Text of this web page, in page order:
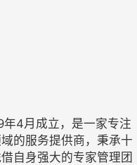
4月成立，是一家专注
的服务提供商，秉承十
自身强大的专家管理团